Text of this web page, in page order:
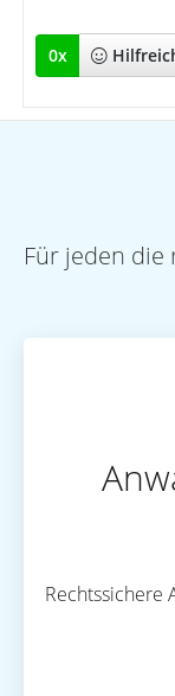
0x
Für jeden
Rechtssichere